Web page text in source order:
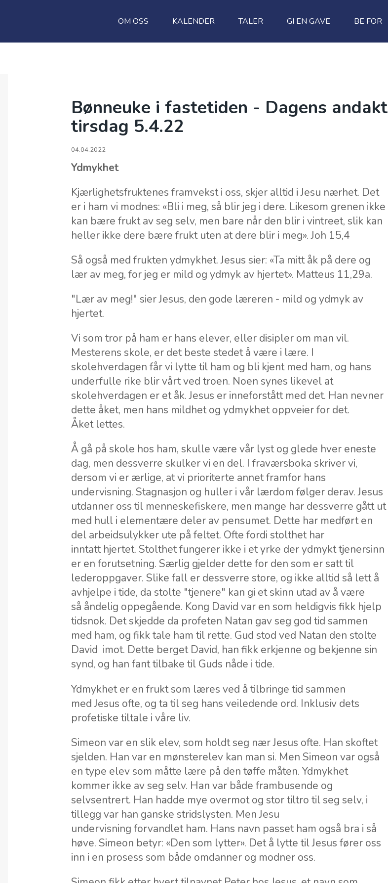
OM OSS KALENDER TALER GI EN GAVE BE FOR
Bønneuke i fastetiden - Dagens andakt
tirsdag 5.4.22
04.04.2022
Ydmykhet
Kjærlighetsfruktenes framvekst i oss, skjer alltid i Jesu nærhet. Det
er i ham vi modnes: «Bli i meg, så blir jeg i dere. Likesom grenen ikke
kan bære frukt av seg selv, men bare når den blir i vintreet, slik kan
heller ikke dere bære frukt uten at dere blir i meg». Joh 15,4
Så også med frukten ydmykhet. Jesus sier: «Ta mitt åk på dere og
lær av meg, for jeg er mild og ydmyk av hjertet». Matteus 11,29a.
"Lær av meg!" sier Jesus, den gode læreren - mild og ydmyk av
hjertet.
Vi som tror på ham er hans elever, eller disipler om man vil.
Mesterens skole, er det beste stedet å være i lære. I
skolehverdagen får vi lytte til ham og bli kjent med ham, og hans
underfulle rike blir vårt ved troen. Noen synes likevel at
skolehverdagen er et åk. Jesus er inneforstått med det. Han nevner
dette åket, men hans mildhet og ydmykhet oppveier for det.
Åket lettes.
Å gå på skole hos ham, skulle være vår lyst og glede hver eneste
dag, men dessverre skulker vi en del. I fraværsboka skriver vi,
dersom vi er ærlige, at vi prioriterte annet framfor hans
undervisning. Stagnasjon og huller i vår lærdom følger derav. Jesus
utdanner oss til menneskefiskere, men mange har dessverre gått ut
med hull i elementære deler av pensumet. Dette har medført en
del arbeidsulykker ute på feltet. Ofte fordi stolthet har
inntatt hjertet. Stolthet fungerer ikke i et yrke der ydmykt tjenersinn
er en forutsetning. Særlig gjelder dette for den som er satt til
lederoppgaver. Slike fall er dessverre store, og ikke alltid så lett å
avhjelpe i tide, da stolte "tjenere" kan gi et skinn utad av å være
så åndelig oppegående. Kong David var en som heldigvis fikk hjelp
tidsnok. Det skjedde da profeten Natan gav seg god tid sammen
med ham, og fikk tale ham til rette. Gud stod ved Natan den stolte
David imot. Dette berget David, han fikk erkjenne og bekjenne sin
synd, og han fant tilbake til Guds nåde i tide.
Ydmykhet er en frukt som læres ved å tilbringe tid sammen
med Jesus ofte, og ta til seg hans veiledende ord. Inklusiv dets
profetiske tiltale i våre liv.
Simeon var en slik elev, som holdt seg nær Jesus ofte. Han skoftet
sjelden. Han var en mønsterelev kan man si. Men Simeon var også
en type elev som måtte lære på den tøffe måten. Ydmykhet
kommer ikke av seg selv. Han var både frambusende og
selvsentrert. Han hadde mye overmot og stor tiltro til seg selv, i
tillegg var han ganske stridslysten. Men Jesu
undervisning forvandlet ham. Hans navn passet ham også bra i så
høve. Simeon betyr: «Den som lytter». Det å lytte til Jesus fører oss
inn i en prosess som både omdanner og modner oss.